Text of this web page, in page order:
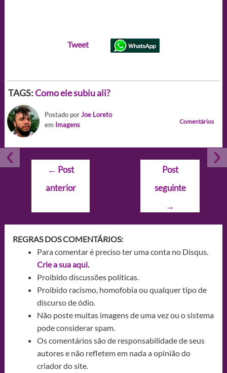
Tweet
TAGS:Como ele subiu ali?
Postado porJoe Loreto
em Imagens Comentários
Navegação
Post
← Post
anterior
Post
seguinte
→
REGRAS DOS COMENTÁRIOS:
Para comentar é preciso ter uma conta no Disqus.
Crie a sua aqui.
Proibido discussões políticas.
Proibido racismo, homofobia ou qualquer tipo de
discurso de ódio.
Não poste muitas imagens de uma vez ou o sistema
pode considerar spam.
Os comentários são de responsabilidade de seus
autores e não refletem em nada a opinião do
criador do site.